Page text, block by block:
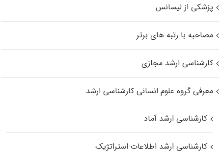
پزشکی از لیسانس
مصاحبه با رتبه های برتر
کارشناسی ارشد مجازی
معرفی گروه علوم انسانی کارشناسی ارشد
کارشناسی ارشد آماد
کارشناسی ارشد اطلاعات استراتژیک